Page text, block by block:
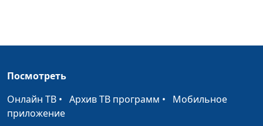
Хлеб Пикантный и
Анна Ронжина, Оксана
#116
Фаршированный
чернослив с кремом и
шоколадные конфеты
Козлова
Посмотреть
Онлайн ТВ • Архив ТВ программ • Мобильное
приложение